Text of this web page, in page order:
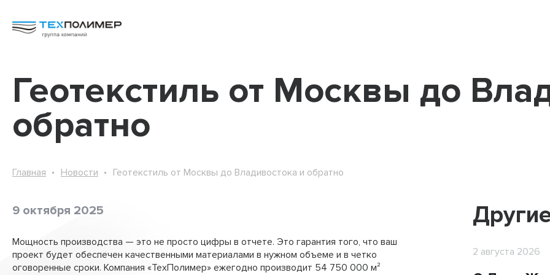
АкваБОКС
Бентотех
Георешетка РД
Геошпунт
Гидрокс
Геотекстиль от Москвы до
обратно
Главная Новости Геотекстиль от Москвы до Владивостока и обратно
9 октября 2025
Мощность производства — это не просто цифры в отчете. Это гарантия того, что ваш
проект будет обеспечен качественными материалами в нужном объеме и в четко
оговоренные сроки. Компания «ТехПолимер» ежегодно производит 54 750 000 м²
2 августа 2026